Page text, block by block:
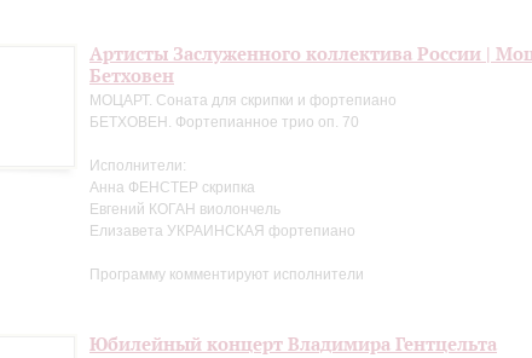
Артисты Заслуженного коллектива России |
Бетховен
МОЦАРТ. Соната для скрипки и фортепиано
БЕТХОВЕН. Фортепианное трио оп. 70
Исполнители:
Анна ФЕНСТЕР скрипка
Евгений КОГАН виолончель
Елизавета УКРАИНСКАЯ фортепиано
Программу комментируют исполнители
Юбилейный концерт Владимира Гентцельта